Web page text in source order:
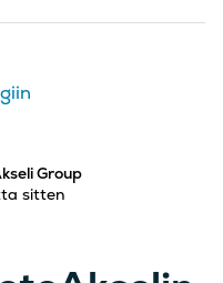
Group
sitten